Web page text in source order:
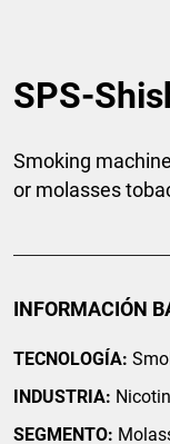
SPS-
Smoking
or molasses
INFORMACIÓN
TECNOLOGÍA:
INDUSTRIA:
SEGMENTO: